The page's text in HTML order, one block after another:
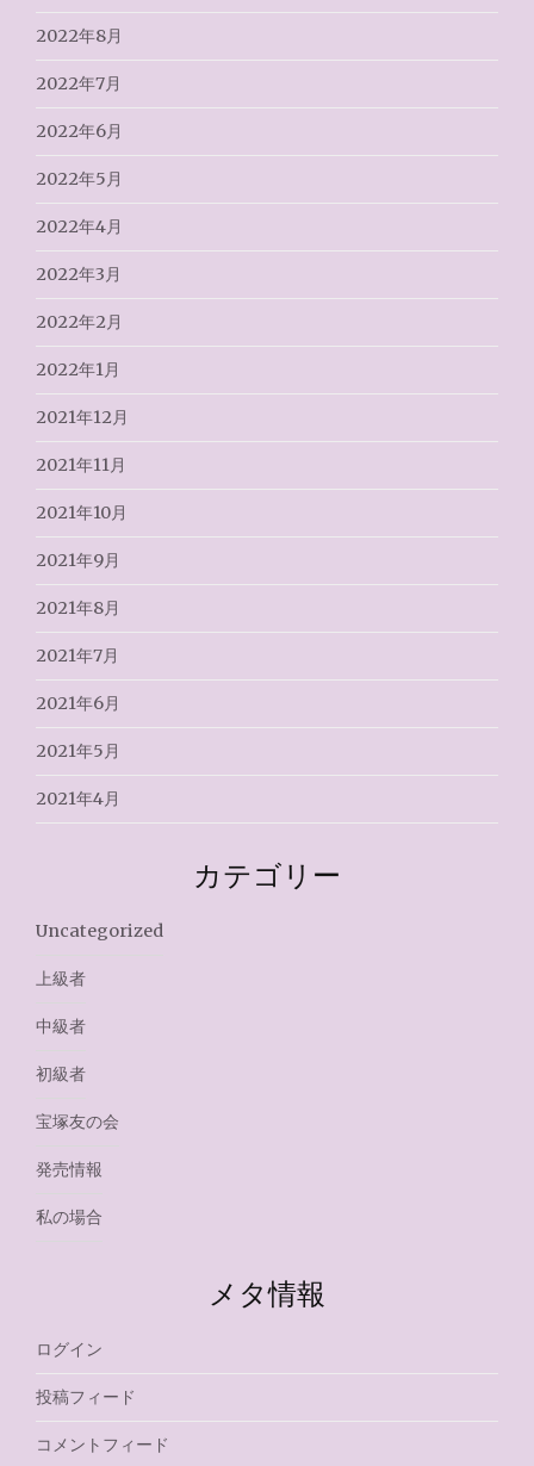
2022年8月
2022年7月
2022年6月
2022年5月
2022年4月
2022年3月
2022年2月
2022年1月
2021年12月
2021年11月
2021年10月
2021年9月
2021年8月
2021年7月
2021年6月
2021年5月
2021年4月
カテゴリー
Uncategorized
上級者
中級者
初級者
宝塚友の会
発売情報
私の場合
メタ情報
ログイン
投稿フィード
コメントフィード